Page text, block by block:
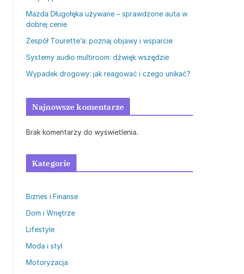
Mazda Długołęka używane – sprawdzone auta w
dobrej cenie
Zespół Tourette’a: poznaj objawy i wsparcie
Systemy audio multiroom: dźwięk wszędzie
Wypadek drogowy: jak reagować i czego unikać?
Najnowsze komentarze
Brak komentarzy do wyświetlenia.
Kategorie
Biznes i Finanse
Dom i Wnętrze
Lifestyle
Moda i styl
Motoryzacja